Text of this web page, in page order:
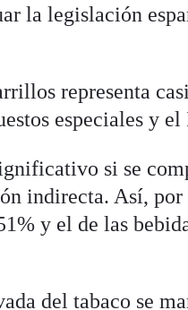
la legislación
representa
especiales y
si se
indirecta. Así,
y el de las
del tabaco se